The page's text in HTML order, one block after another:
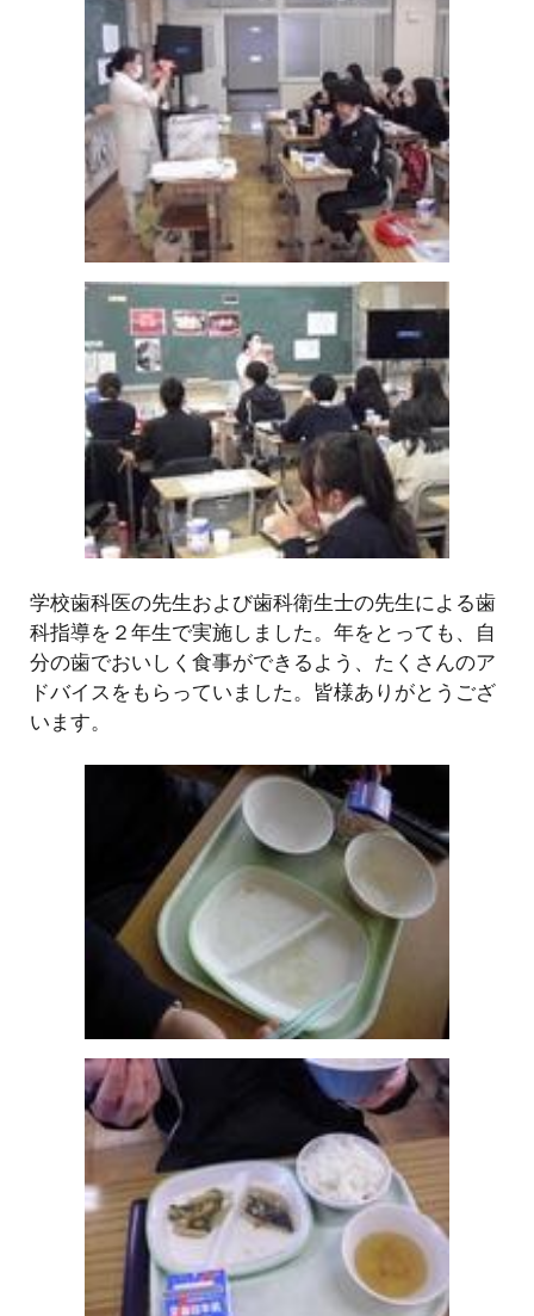
学校歯科医の先生および歯科衛生士の先生による歯
科指導を２年生で実施しました。年をとっても、自
分の歯でおいしく食事ができるよう、たくさんのア
ドバイスをもらっていました。皆様ありがとうござ
います。